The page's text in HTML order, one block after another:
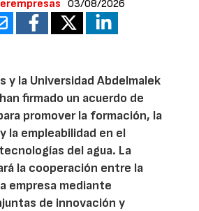
03/08/2026
y la Universidad Abdelmalek
firmado un acuerdo de
promover la formación, la
la empleabilidad en el
del agua. La
la cooperación entre la
empresa mediante
de innovación y